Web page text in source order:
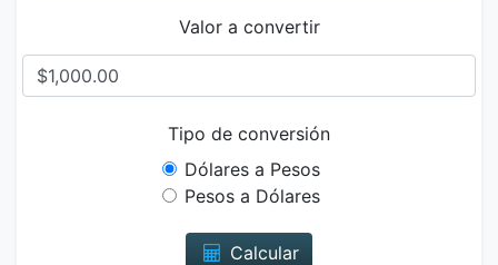
Valor a convertir
Tipo de conversión
Dólares a Pesos
Pesos a Dólares
Calcular